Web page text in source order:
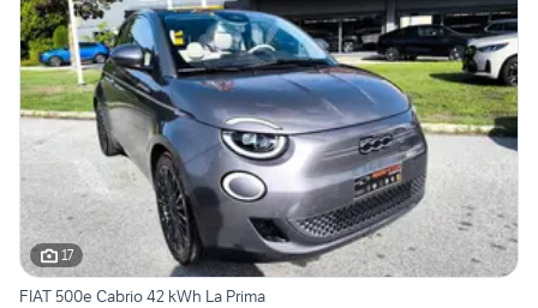
17
FIAT 500e Cabrio 42 kWh La Prima